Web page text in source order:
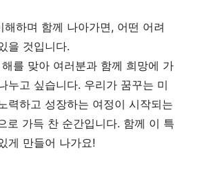
해하며 함께 나아가면, 어떤 어려
을 것입니다.
를 맞아 여러분과 함께 희망에 가
누고 싶습니다. 우리가 꿈꾸는 미
력하고 성장하는 여정이 시작되는
로 가득 찬 순간입니다. 함께 이 특
게 만들어 나가요!